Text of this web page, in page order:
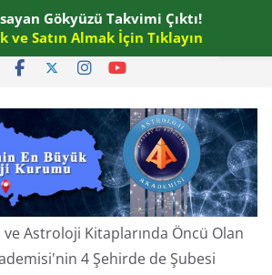
Ağustos 10, 2026
Astroloji Kitaplarında Öncü Olan
4 Şehirde de Şubesi
Gökyüzü Takvimi Çıktı!
ve Satın Almak İçin Tıklayın